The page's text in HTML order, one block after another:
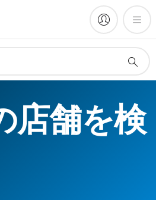
店舗を検